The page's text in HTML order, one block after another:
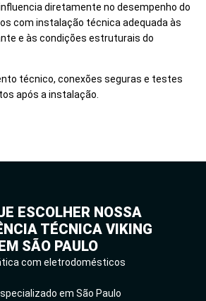
diretamente no desempenho do
com instalação técnica adequada às
e às condições estruturais do
técnico, conexões seguras e testes
após a instalação.
ESCOLHER NOSSA
TÉCNICA VIKING
SÃO PAULO
com eletrodomésticos
em São Paulo